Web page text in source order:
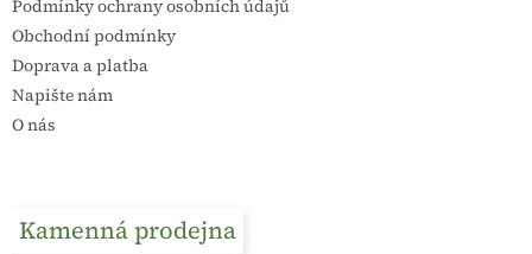
Podmínky ochrany osobních údajů
Obchodní podmínky
Doprava a platba
Napište nám
O nás
Kamenná prodejna